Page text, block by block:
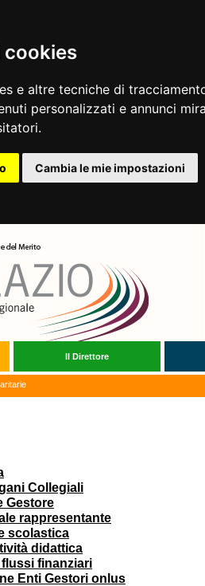
cookies
e altre tecniche di
personalizzati e annunci
Cambia le mie impostazioni
Il Direttore
Collegiali
Gestore
rappresentante
scolastica
didattica
finanziari
Enti Gestori onlus